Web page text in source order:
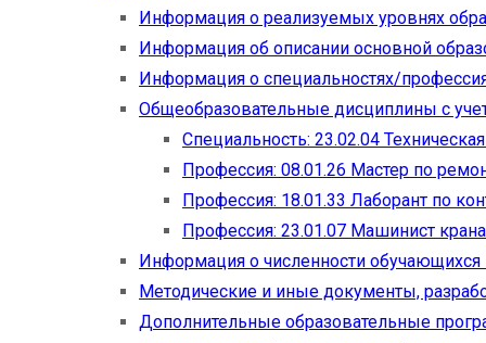
Информация о реализуемых уровнях
Информация об описании основной
Информация о специальностях/
Общеобразовательные дисциплины с
Специальность: 23.02.04
Профессия: 08.01.26 Мастер по
Профессия: 18.01.33 Лаборант по
Профессия: 23.01.07 Машинист
Информация о численности
Методические и иные документы,
Дополнительные образовательные